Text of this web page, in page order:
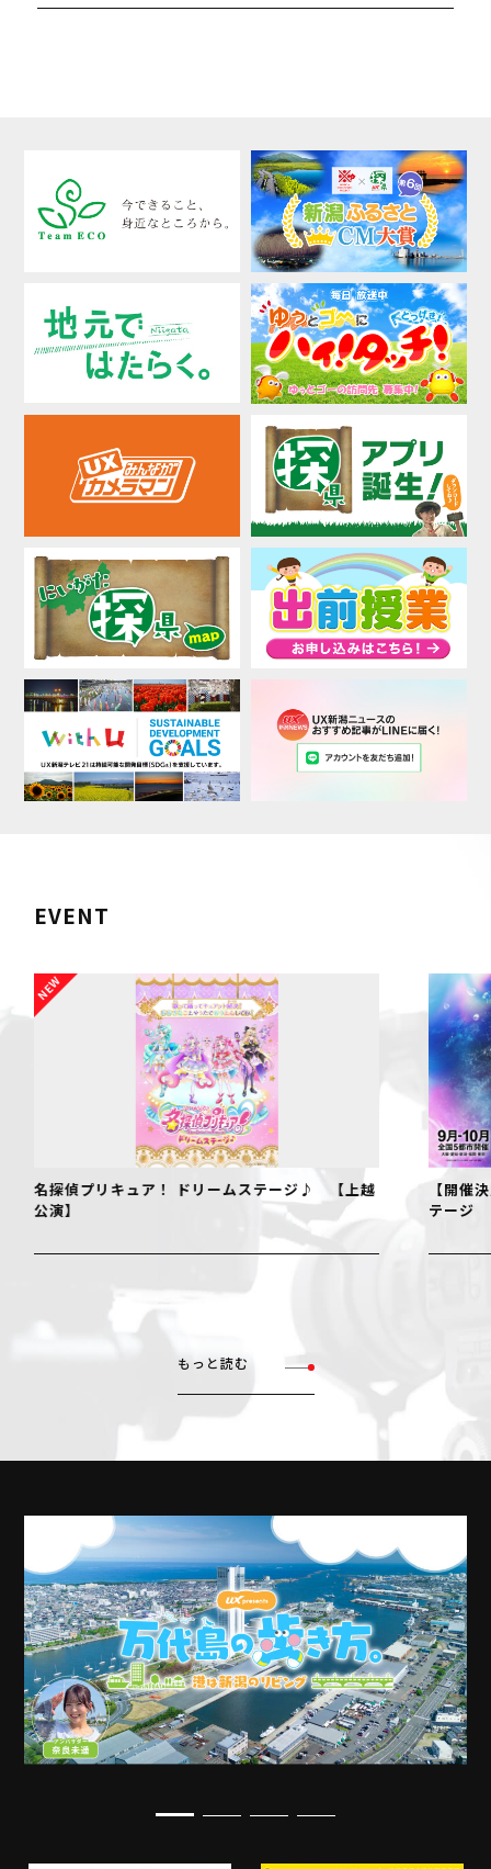
EVENT
名探偵プリキュア！ ドリームステージ♪ 【上越
公演】
【開催
テージ
もっと読む